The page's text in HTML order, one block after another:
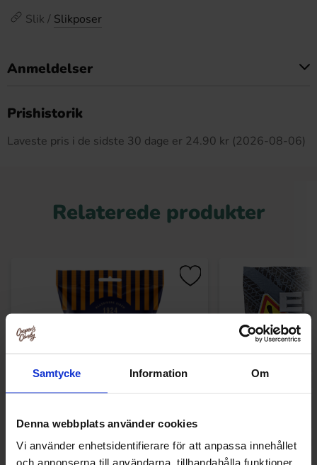
Samtycke Information Om
Denna webbplats använder cookies
Vi använder enhetsidentifierare för att anpassa innehållet
och annonserna till användarna, tillhandahålla funktioner
Slik / Slikposer
Anmeldelser
Prishistorik
Laveste pris i de sidste 30 dage er 24.90 kr (2026-08-06)
Relaterede produkter
Norregade Appelsin Citronklyftor 85g Epa Dunk -